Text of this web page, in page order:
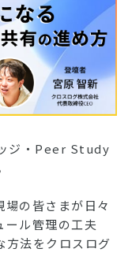
ジ・Peer Study
の皆さまが日々
ール管理の工夫
方法をクロスログ